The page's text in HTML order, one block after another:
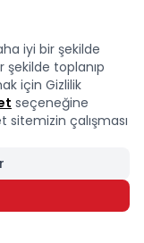
iyi bir şekilde
toplanıp
için Gizlilik
seçeneğine
sitemizin çalışması